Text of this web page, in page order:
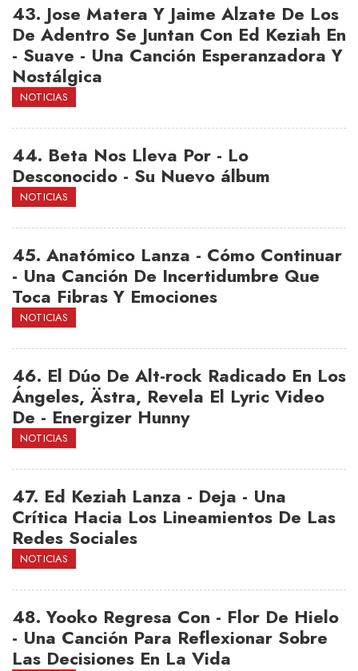
43. Jose Matera Y Jaime Alzate De Los
De Adentro Se Juntan Con Ed Keziah En
- Suave - Una Canción Esperanzadora Y
Nostálgica
NOTICIAS
44. Beta Nos Lleva Por - Lo
Desconocido - Su Nuevo álbum
NOTICIAS
45. Anatómico Lanza - Cómo Continuar
- Una Canción De Incertidumbre Que
Toca Fibras Y Emociones
NOTICIAS
46. El Dúo De Alt-rock Radicado En Los
Ángeles, Ästra, Revela El Lyric Video
De - Energizer Hunny
NOTICIAS
47. Ed Keziah Lanza - Deja - Una
Crítica Hacia Los Lineamientos De Las
Redes Sociales
NOTICIAS
48.Yooko Regresa Con - Flor De Hielo
- Una Canción Para Reflexionar Sobre
Las Decisiones En La Vida